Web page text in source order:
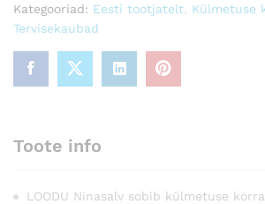
Kategooriad: Eesti tootjatelt Külmetuse
Tervisekaubad
Toote info
LOODU Ninasalv sobib külmetuse